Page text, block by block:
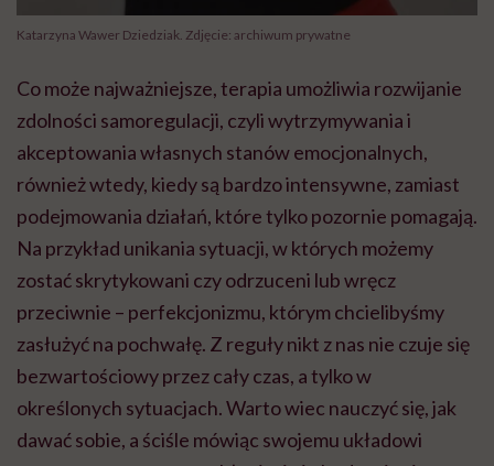
Katarzyna Wawer Dziedziak. Zdjęcie: archiwum prywatne
Co może najważniejsze, terapia umożliwia rozwijanie
zdolności samoregulacji, czyli wytrzymywania i
akceptowania własnych stanów emocjonalnych,
również wtedy, kiedy są bardzo intensywne, zamiast
podejmowania działań, które tylko pozornie pomagają.
Na przykład unikania sytuacji, w których możemy
zostać skrytykowani czy odrzuceni lub wręcz
przeciwnie – perfekcjonizmu, którym chcielibyśmy
zasłużyć na pochwałę. Z reguły nikt z nas nie czuje się
bezwartościowy przez cały czas, a tylko w
określonych sytuacjach. Warto wiec nauczyć się, jak
dawać sobie, a ściśle mówiąc swojemu układowi